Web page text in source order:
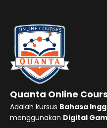
Quanta Online
Adalah kursus Bahasa
menggunakan Digital